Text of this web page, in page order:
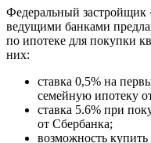
Федеральный застройщик
ведущими банками
по ипотеке для покупки
них:
ставка 0,5% на
семейную ипотеку
ставка 5.6% при
от Сбербанка;
возможность